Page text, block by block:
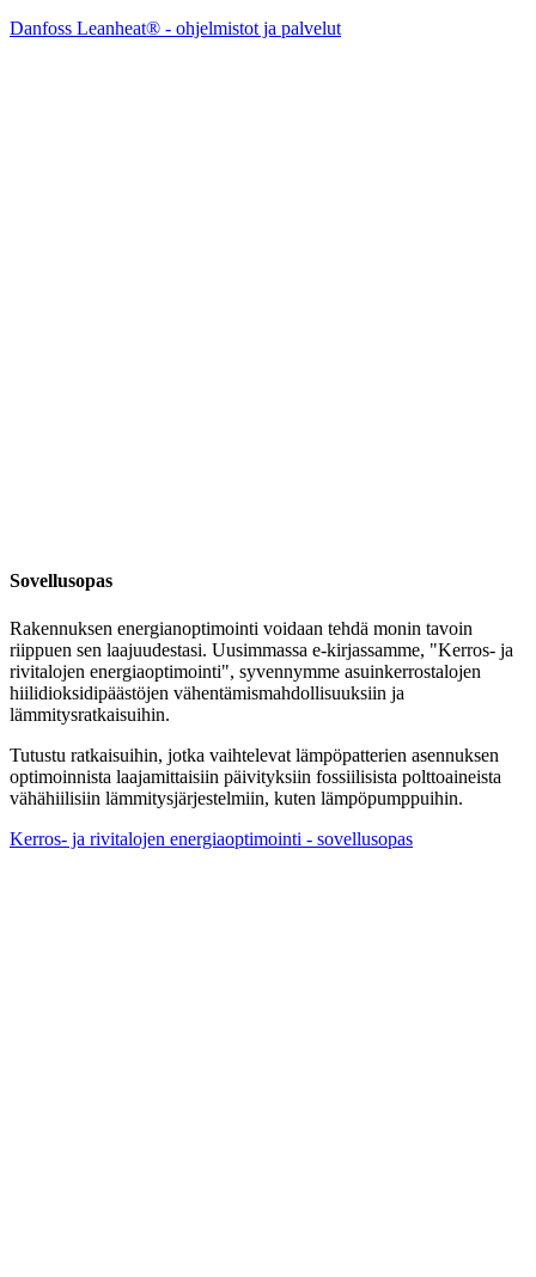
Danfoss Leanheat® - ohjelmistot ja palvelut
Sovellusopas
Rakennuksen energianoptimointi voidaan tehdä monin tavoin
riippuen sen laajuudestasi. Uusimmassa e-kirjassamme, "Kerros- ja
rivitalojen energiaoptimointi", syvennymme asuinkerrostalojen
hiilidioksidipäästöjen vähentämismahdollisuuksiin ja
lämmitysratkaisuihin.
Tutustu ratkaisuihin, jotka vaihtelevat lämpöpatterien asennuksen
optimoinnista laajamittaisiin päivityksiin fossiilisista polttoaineista
vähähiilisiin lämmitysjärjestelmiin, kuten lämpöpumppuihin.
Kerros- ja rivitalojen energiaoptimointi - sovellusopas